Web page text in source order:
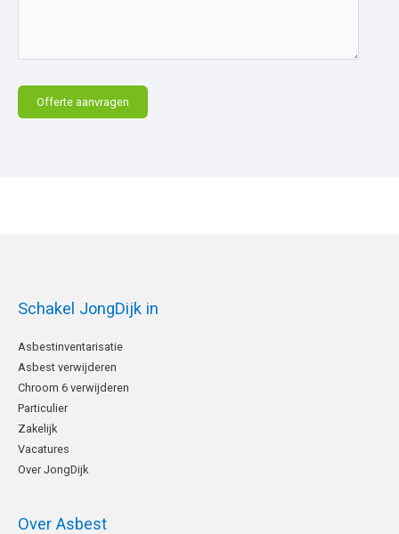
Schakel JongDijk in
Asbestinventarisatie
Asbest verwijderen
Chroom 6 verwijderen
Particulier
Zakelijk
Vacatures
Over JongDijk
Over Asbest